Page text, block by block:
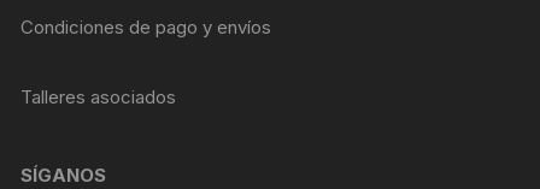
Condiciones de pago y envíos
Talleres asociados
SÍGANOS